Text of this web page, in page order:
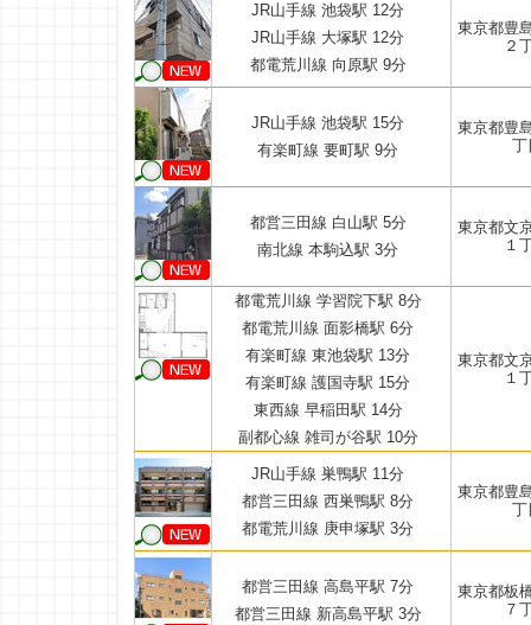
JR山手線 池袋駅 12分
JR山手線 大塚駅 12分
都電荒川線 向原駅 9分
東京都豊
２
JR山手線 池袋駅 15分
有楽町線 要町駅 9分
東京都豊
丁
都営三田線 白山駅 5分
南北線 本駒込駅 3分
東京都文
１
都電荒川線 学習院下駅 8分
都電荒川線 面影橋駅 6分
有楽町線 東池袋駅 13分
有楽町線 護国寺駅 15分
東西線 早稲田駅 14分
副都心線 雑司が谷駅 10分
東京都文
１
JR山手線 巣鴨駅 11分
都営三田線 西巣鴨駅 8分
都電荒川線 庚申塚駅 3分
東京都豊
丁
都営三田線 高島平駅 7分
都営三田線 新高島平駅 3分
東京都板
７